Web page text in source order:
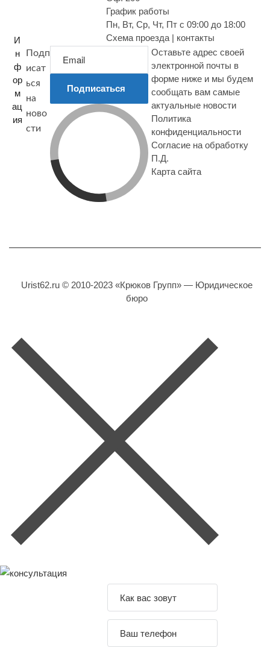
График работы
Пн, Вт, Ср, Чт, Пт с 09:00 до 18:00
Схема проезда | контакты
И
н
ф
ор
м
ац
ия
Подп
исат
ься
на
ново
сти
Подписаться
Оставьте адрес своей
электронной почты в
форме ниже и мы будем
сообщать вам самые
актуальные новости
Политика
конфиденциальности
Согласие на обработку
П.Д.
Карта сайта
Urist62.ru © 2010-2023 «Крюков Групп» — Юридическое
бюро